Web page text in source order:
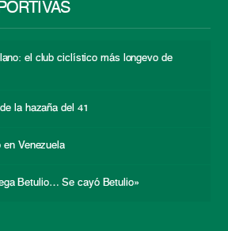
el club ciclístico más longevo de
la hazaña del 41
en Venezuela
Betulio… Se cayó Betulio»